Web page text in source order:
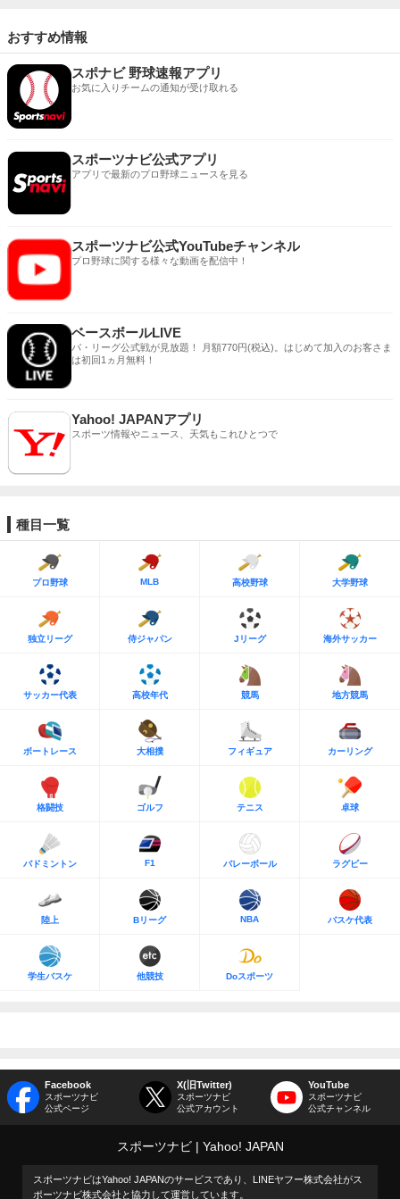
おすすめ情報
スポナビ 野球速報アプリ
お気に入りチームの通知が受け取れる
スポーツナビ公式アプリ
アプリで最新のプロ野球ニュースを見る
スポーツナビ公式YouTubeチャンネル
プロ野球に関する様々な動画を配信中！
ベースボールLIVE
パ・リーグ公式戦が見放題！ 月額770円(税込)。はじめて加入のお客さま
は初回1ヵ月無料！
Yahoo! JAPANアプリ
スポーツ情報やニュース、天気もこれひとつで
種目一覧
プロ野球 MLB 高校野球 大学野球
独立リーグ 侍ジャパン Jリーグ 海外サッカー
サッカー代表 高校年代 競馬 地方競馬
ボートレース 大相撲 フィギュア カーリング
格闘技 ゴルフ テニス 卓球
バドミントン F1 バレーボール ラグビー
陸上 Bリーグ NBA バスケ代表
学生バスケ 他競技 Doスポーツ
Facebook
スポーツナビ
公式ページ
X(旧Twitter)
スポーツナビ
公式アカウント
YouTube
スポーツナビ
公式チャンネル
スポーツナビ Yahoo! JAPAN
スポーツナビはYahoo! JAPANのサービスであり、LINEヤフー株式会社がス
ポーツナビ株式会社と協力して運営しています。